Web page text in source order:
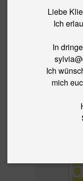
sylvia |
Liebe
Ich
In
Ich
mich